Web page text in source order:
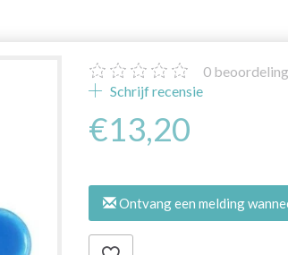
0
Schrijf recensie
€13,20
Ontvang een melding